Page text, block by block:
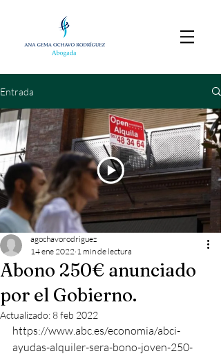
Entrada
Abono 250€ anunciado
por el Gobierno.
agochavorodriguez
14 ene 2022 1 min de lectura
Actualizado:8 feb 2022
https://www.abc.es/economia/abci-
ayudas-alquiler-sera-bono-joven-250-